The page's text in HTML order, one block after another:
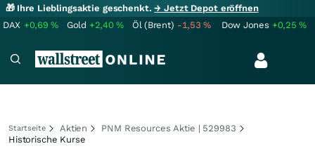
🎁 Ihre Lieblingsaktie geschenkt.→ Jetzt Depot eröffnen
DAX +0,69% Gold +2,40% Öl (Brent) -1,53% Dow Jones +0,25%
Startseite Aktien
PNM Resources Aktie | 529983
Historische Kurse